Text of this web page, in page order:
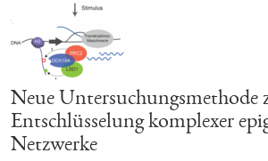
Neue Untersuchungsmethode
Entschlüsselung komplexer
Netzwerke